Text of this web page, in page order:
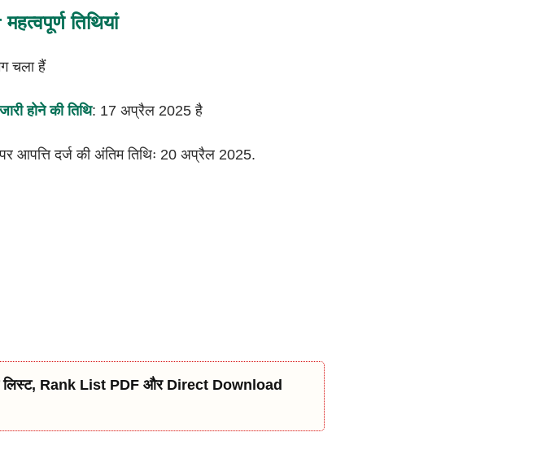
तिथियां
चला हैं
होने की तिथि: 17 अप्रैल 2025 है
पर आपत्ति दर्ज की अंतिम तिथिः 20 अप्रैल 2025.
लिस्ट, Rank List PDF और Direct Download